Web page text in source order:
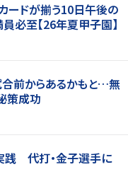
ードが揃う10日午後の
必至【26年夏甲子園】
合前からあるかもと…無
策成功
践 代打・金子選手に